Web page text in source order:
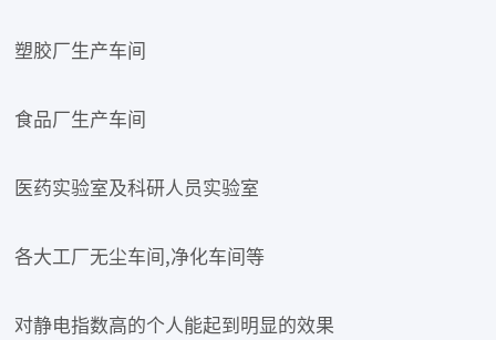
塑胶厂生产车间
食品厂生产车间
医药实验室及科研人员实验室
各大工厂无尘车间,净化车间等
对静电指数高的个人能起到明显的效果